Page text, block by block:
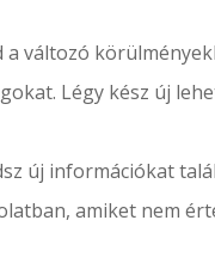
változó
Légy kész új
új információkat
amiket nem